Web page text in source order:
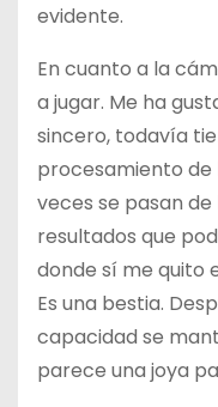
evidente.
En cuanto a la
a jugar. Me ha
sincero, todavía
procesamiento de
veces se pasan
resultados que
donde sí me quito
Es una bestia.
capacidad se
parece una joya